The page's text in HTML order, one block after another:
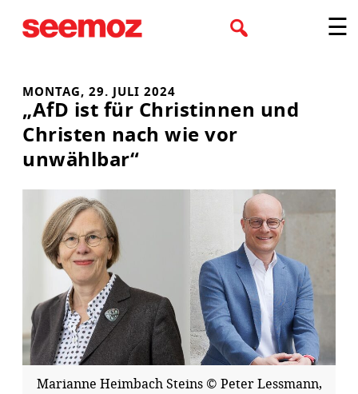
Inhalt
☰
MONTAG, 29. JULI 2024
„AfD ist für Christinnen und
Christen nach wie vor
unwählbar“
Marianne Heimbach Steins © Peter Lessmann,